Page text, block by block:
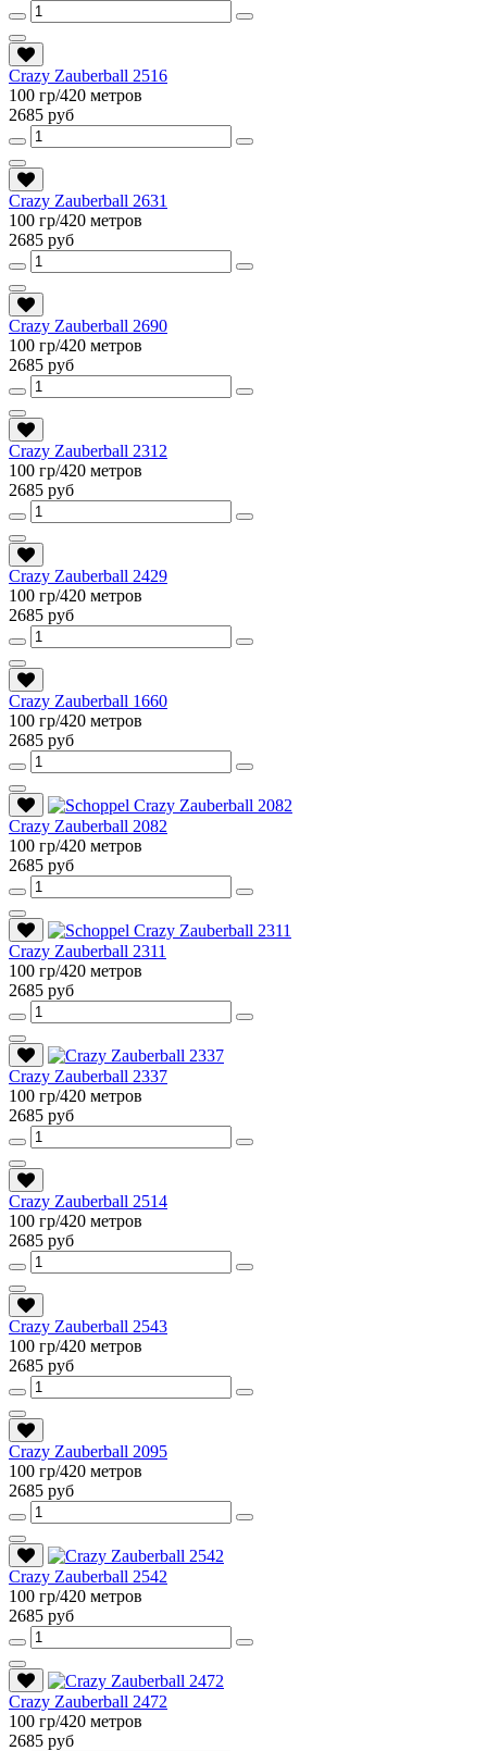
Crazy Zauberball 2516
100 гр/420 метров
2685 руб
Crazy Zauberball 2631
100 гр/420 метров
2685 руб
Crazy Zauberball 2690
100 гр/420 метров
2685 руб
Crazy Zauberball 2312
100 гр/420 метров
2685 руб
Crazy Zauberball 2429
100 гр/420 метров
2685 руб
Crazy Zauberball 1660
100 гр/420 метров
2685 руб
Crazy Zauberball 2082
100 гр/420 метров
2685 руб
Crazy Zauberball 2311
100 гр/420 метров
2685 руб
Crazy Zauberball 2337
100 гр/420 метров
2685 руб
Crazy Zauberball 2514
100 гр/420 метров
2685 руб
Crazy Zauberball 2543
100 гр/420 метров
2685 руб
Crazy Zauberball 2095
100 гр/420 метров
2685 руб
Crazy Zauberball 2542
100 гр/420 метров
2685 руб
Crazy Zauberball 2472
100 гр/420 метров
2685 руб